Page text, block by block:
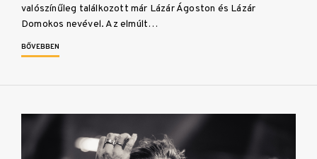
valószínűleg találkozott már Lázár Ágoston és Lázár
Domokos nevével. Az elmúlt…
BŐVEBBEN